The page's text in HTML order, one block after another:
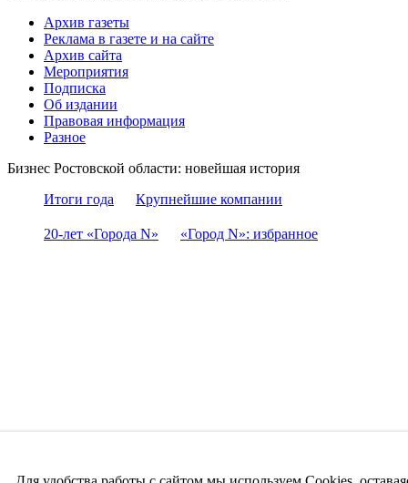
Архив газеты
Реклама в газете и на сайте
Архив сайта
Мероприятия
Подписка
Об издании
Правовая информация
Разное
Бизнес Ростовской области: новейшая история
Итоги года
Крупнейшие компании
20-лет «Города N» «Город N»: избранное